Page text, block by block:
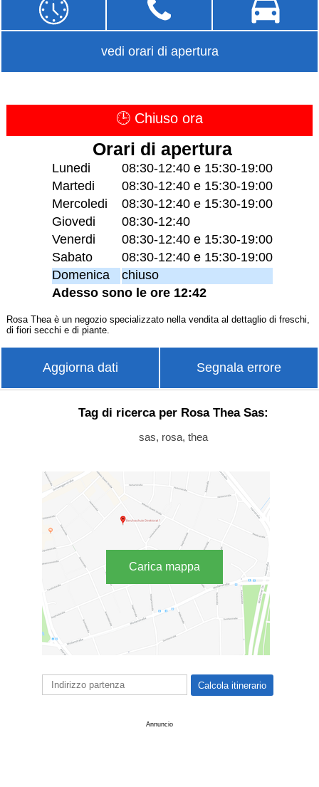
vedi orari di apertura
🕒 Chiuso ora
Orari di apertura
Lunedi
08:30-12:40 e 15:30-19:00
Martedi
08:30-12:40 e 15:30-19:00
Mercoledi
08:30-12:40 e 15:30-19:00
Giovedi
08:30-12:40
Venerdi
08:30-12:40 e 15:30-19:00
Sabato
08:30-12:40 e 15:30-19:00
Domenica
chiuso
Adesso sono le ore 12:42
Rosa Thea è un negozio specializzato nella vendita al dettaglio di freschi,
di fiori secchi e di piante.
Aggiorna dati Segnala errore
Tag di ricerca per Rosa Thea Sas:
sas, rosa, thea
Carica mappa
Annuncio